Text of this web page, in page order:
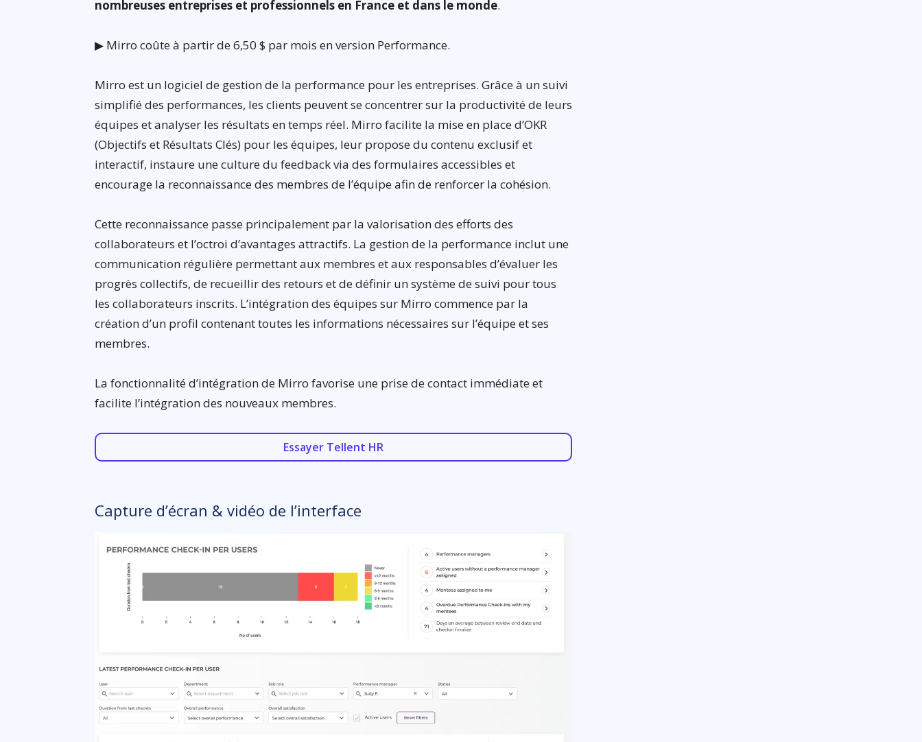
nombreuses entreprises et professionnels en France et dans le monde.
▶ Mirro coûte à partir de 6,50 $ par mois en version Performance.
Mirro est un logiciel de gestion de la performance pour les entreprises. Grâce à un suivi
simplifié des performances, les clients peuvent se concentrer sur la productivité de leurs
équipes et analyser les résultats en temps réel. Mirro facilite la mise en place d’OKR
(Objectifs et Résultats Clés) pour les équipes, leur propose du contenu exclusif et
interactif, instaure une culture du feedback via des formulaires accessibles et
encourage la reconnaissance des membres de l’équipe afin de renforcer la cohésion.
Cette reconnaissance passe principalement par la valorisation des efforts des
collaborateurs et l’octroi d’avantages attractifs. La gestion de la performance inclut une
communication régulière permettant aux membres et aux responsables d’évaluer les
progrès collectifs, de recueillir des retours et de définir un système de suivi pour tous
les collaborateurs inscrits. L’intégration des équipes sur Mirro commence par la
création d’un profil contenant toutes les informations nécessaires sur l’équipe et ses
membres.
La fonctionnalité d’intégration de Mirro favorise une prise de contact immédiate et
facilite l’intégration des nouveaux membres.
Essayer Tellent HR
Capture d’écran & vidéo de l’interface